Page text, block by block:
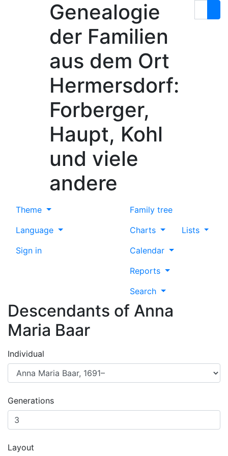
Genealogie
der Familien
aus dem Ort
Hermersdorf:
Forberger,
Haupt, Kohl
und viele
andere
Theme
Language
Sign in
Family tree
Charts
Lists
Calendar
Reports
Search
Descendants of Anna
Maria Baar
Individual
Generations
Layout